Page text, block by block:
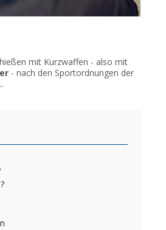
mit Kurzwaffen - also mit
- nach den Sportordnungen der